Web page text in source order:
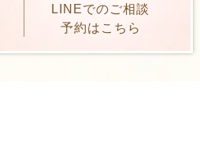
LINEでのご相談
予約はこちら